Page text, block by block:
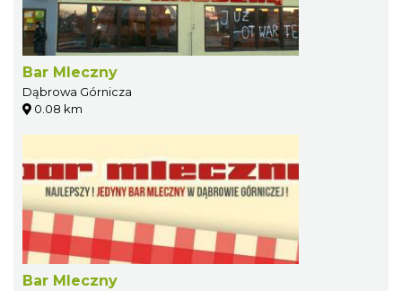
Bar Mleczny
Dąbrowa Górnicza
0.08 km
Bar Mleczny